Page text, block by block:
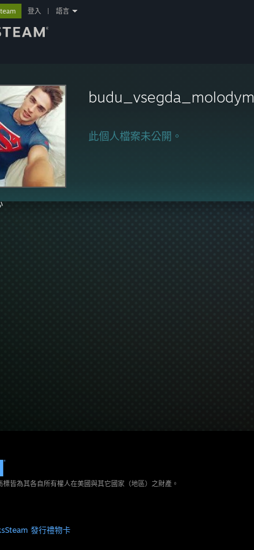
登入 語言
budu_vsegda_molodym
此個人檔案未公開。
皆為其各自所有權人在美國與其它國家（地區）之財產。
Steam 發行禮物卡